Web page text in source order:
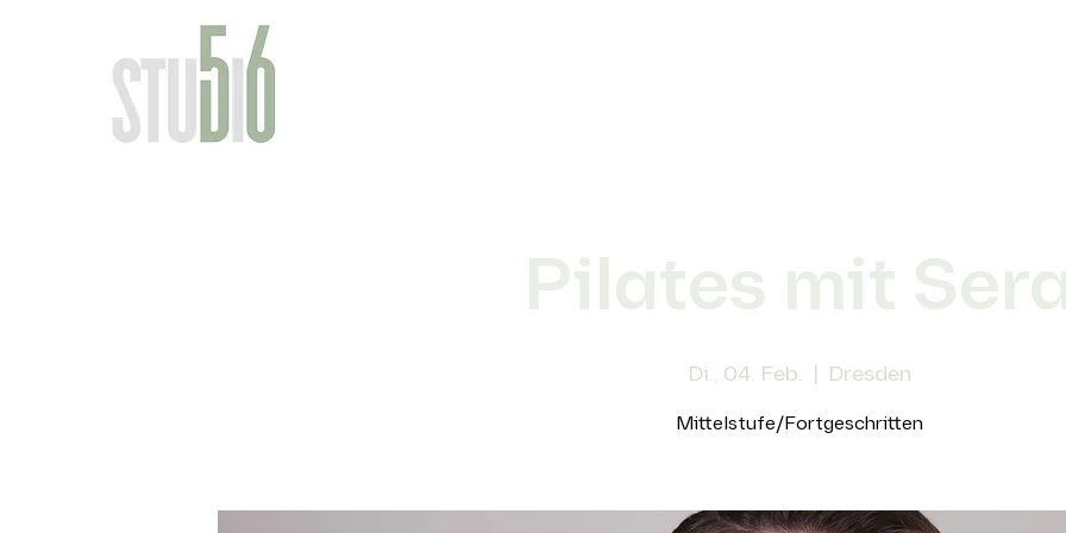
Pilates mit
Di., 04. Feb. Dresden
Mittelstufe/Fortgeschritten